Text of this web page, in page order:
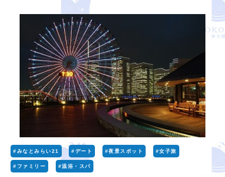
#みなとみらい21 #デート #夜景スポット #女子旅
#ファミリー #温浴・スパ